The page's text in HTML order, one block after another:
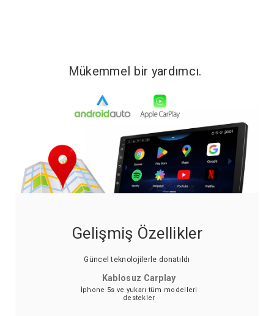
Mükemmel bir yardımcı.
Gelişmiş Özellikler
Güncel teknolojilerle donatıldı
Kablosuz Carplay
İphone 5s ve yukarı tüm modelleri
destekler